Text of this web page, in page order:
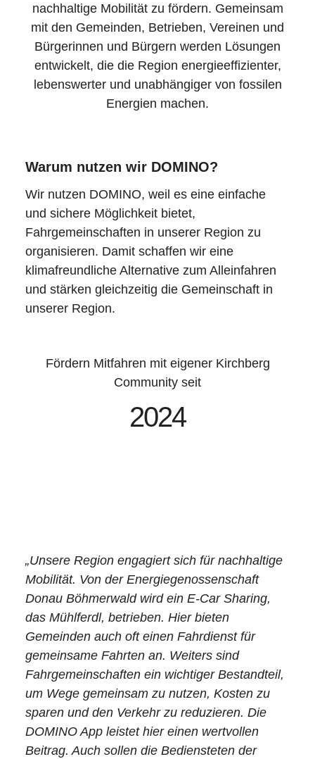
nachhaltige Mobilität zu fördern. Gemeinsam
mit den Gemeinden, Betrieben, Vereinen und
Bürgerinnen und Bürgern werden Lösungen
entwickelt, die die Region energieeffizienter,
lebenswerter und unabhängiger von fossilen
Energien machen.
Fördern Mitfahren mit eigener Kirchberg
Community seit
2024
Warum nutzen wir DOMINO?
Wir nutzen DOMINO, weil es eine einfache
und sichere Möglichkeit bietet,
Fahrgemeinschaften in unserer Region zu
organisieren. Damit schaffen wir eine
klimafreundliche Alternative zum Alleinfahren
und stärken gleichzeitig die Gemeinschaft in
unserer Region.
„Unsere Region engagiert sich für nachhaltige
Mobilität. Von der Energiegenossenschaft
Donau Böhmerwald wird ein E-Car Sharing,
das Mühlferdl, betrieben. Hier bieten
Gemeinden auch oft einen Fahrdienst für
gemeinsame Fahrten an. Weiters sind
Fahrgemeinschaften ein wichtiger Bestandteil,
um Wege gemeinsam zu nutzen, Kosten zu
sparen und den Verkehr zu reduzieren. Die
DOMINO App leistet hier einen wertvollen
Beitrag. Auch sollen die Bediensteten der